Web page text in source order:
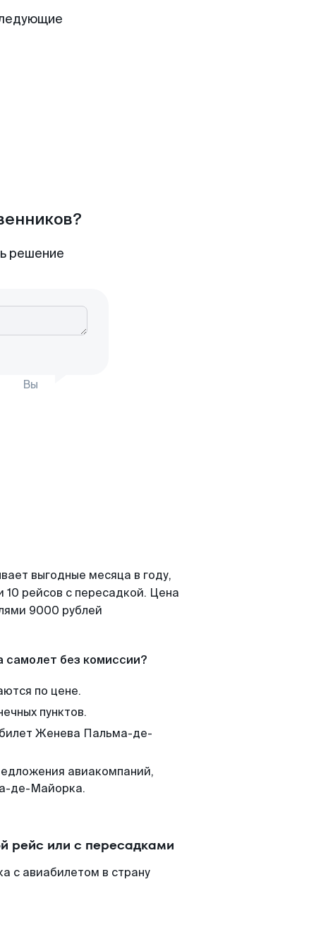
решение
Вы
выгодные месяца в году,
рейсов с пересадкой. Цена
9000 рублей
самолет без комиссии?
по цене.
пунктов.
Женева Пальма-де-
авиакомпаний,
де-Майорка.
рейс или с пересадками
с авиабилетом в страну